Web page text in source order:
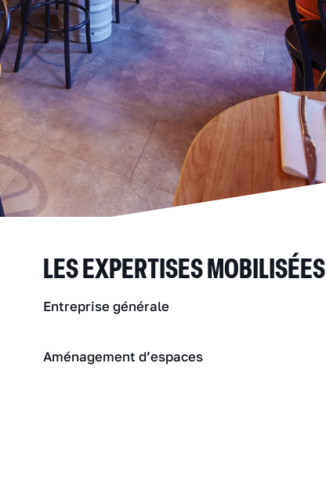
LES EXPERTISES MOBILISÉES
Entreprise générale
Aménagement d’espaces